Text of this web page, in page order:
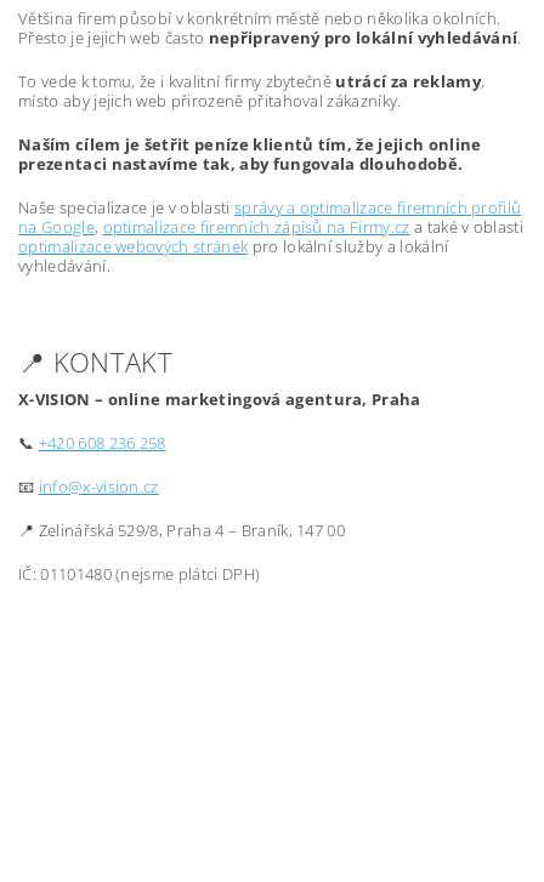
Většina firem působí v konkrétním městě nebo několika okolních.
Přesto je jejich web často nepřipravený pro lokální vyhledávání.
To vede k tomu, že i kvalitní firmy zbytečně utrácí za reklamy,
místo aby jejich web přirozeně přitahoval zákazníky.
Naším cílem je šetřit peníze klientů tím, že jejich online
prezentaci nastavíme tak, aby fungovala dlouhodobě.
Naše specializace je v oblasti správy a optimalizace firemních profilů
na Google, optimalizace firemních zápisů na Firmy.cz a také v oblasti
optimalizace webových stránek pro lokální služby a lokální
vyhledávání.
📍 KONTAKT
X-VISION – online marketingová agentura, Praha
📞 +420 608 236 258
📧 info@x-vision.cz
📍 Zelinářská 529/8, Praha 4 – Braník, 147 00
IČ: 01101480 (nejsme plátci DPH)